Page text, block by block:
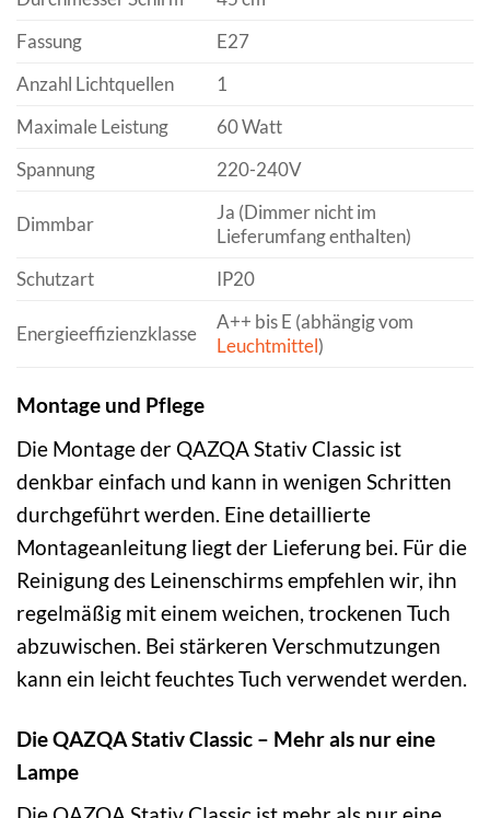
Fassung
E27
Anzahl Lichtquellen
1
Maximale Leistung
60 Watt
Spannung
220-240V
Dimmbar
Ja (Dimmer nicht im
Lieferumfang enthalten)
Schutzart
IP20
Energieeffizienzklasse
A++ bis E (abhängig vom
Leuchtmittel)
Montage und Pflege
Die Montage der QAZQA Stativ Classic ist
denkbar einfach und kann in wenigen Schritten
durchgeführt werden. Eine detaillierte
Montageanleitung liegt der Lieferung bei. Für die
Reinigung des Leinenschirms empfehlen wir, ihn
regelmäßig mit einem weichen, trockenen Tuch
abzuwischen. Bei stärkeren Verschmutzungen
kann ein leicht feuchtes Tuch verwendet werden.
Die QAZQA Stativ Classic – Mehr als nur eine
Lampe